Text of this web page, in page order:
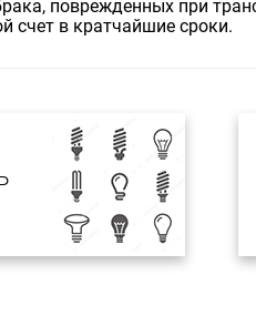
Характеристики арматуры
Цвет арматуры: черный
Ширина, мм: 150
Глубина, мм: 205
Мин. Высота, мм: 330
Макс. Высота, мм: 330
Лампы: 1*E27*60W, IP44,
Мощность общая: 60
поврежденных при
счет в кратчайшие сроки.